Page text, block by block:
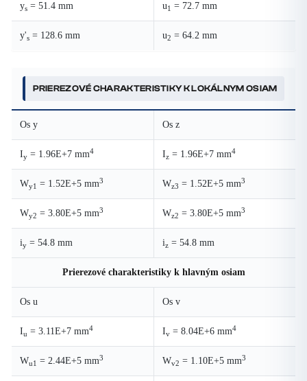
ys = 51.4 mm u1 = 72.7 mm
y's = 128.6 mm u2 = 64.2 mm
PRIEREZOVÉ CHARAKTERISTIKY K LOKÁLNYM OSIAM
Os y Os z
Iy = 1.96E+7 mm4 Iz = 1.96E+7 mm4
Wy1 = 1.52E+5 mm3 Wz3 = 1.52E+5 mm3
Wy2 = 3.80E+5 mm3 Wz2 = 3.80E+5 mm3
iy = 54.8 mm iz = 54.8 mm
Prierezové charakteristiky k hlavným osiam
Os u Os v
Iu = 3.11E+7 mm4 Iv = 8.04E+6 mm4
Wu1 = 2.44E+5 mm3 Wv2 = 1.10E+5 mm3